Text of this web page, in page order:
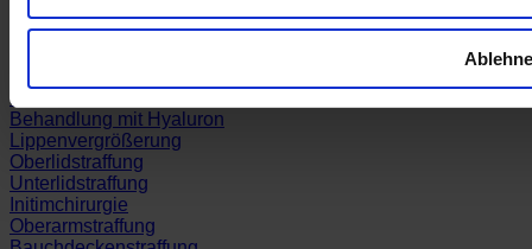
Brustvergrößerung
Brustverkleinerung
Faltenbehandlung mit BTX
Behandlung mit Hyaluron
Lippenvergrößerung
Oberlidstraffung
Unterlidstraffung
Initimchirurgie
Oberarmstraffung